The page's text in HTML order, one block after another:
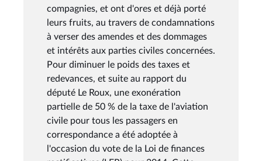
compagnies, et ont d'ores et déjà porté
leurs fruits, au travers de condamnations
à verser des amendes et des dommages
et intérêts aux parties civiles concernées.
Pour diminuer le poids des taxes et
redevances, et suite au rapport du
député Le Roux, une exonération
partielle de 50 % de la taxe de l'aviation
civile pour tous les passagers en
correspondance a été adoptée à
l'occasion du vote de la Loi de finances